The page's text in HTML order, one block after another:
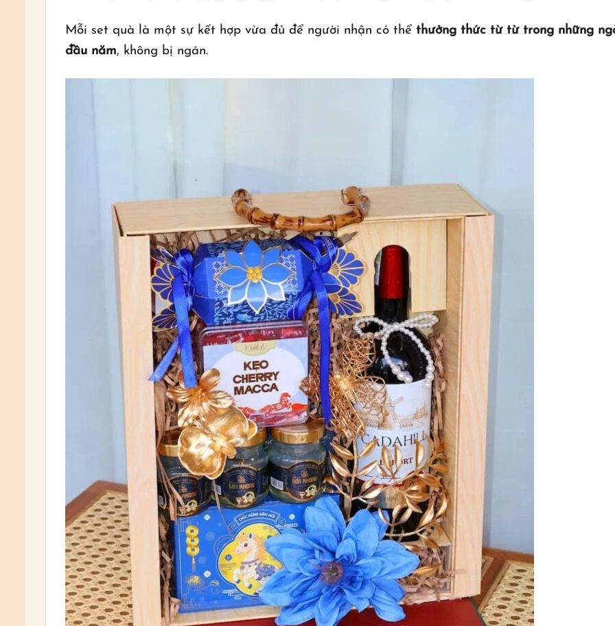
Mỗi set quà là một sự kết hợp vừa đủ để người nhận có thểthưởng thức từ từ trong những
đầu năm, không bị ngán.